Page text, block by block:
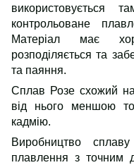
використовується
контрольоване
Матеріал має
розподіляється та
та паяння.
Сплав Розе схожий на
від нього меншою
кадмію.
Виробництво
плавлення з точним